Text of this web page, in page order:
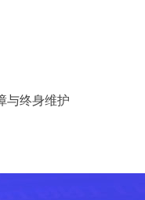
与终身维护